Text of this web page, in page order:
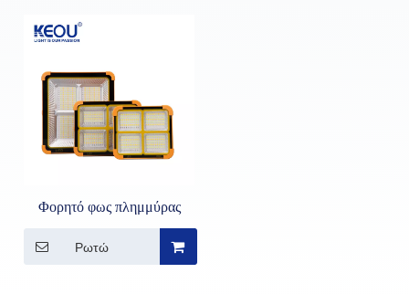
Φορητό φως πλημμύρας
Ρωτώ